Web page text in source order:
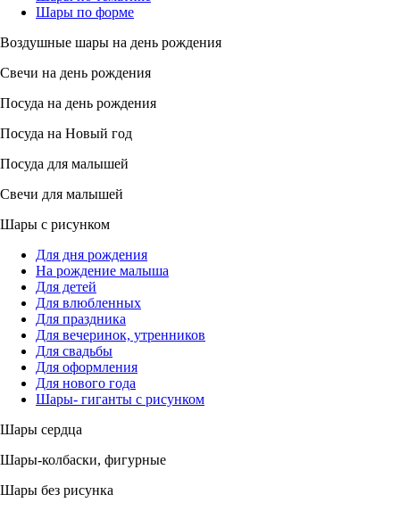
Шары по форме
Воздушные шары на день рождения
Свечи на день рождения
Посуда на день рождения
Посуда на Новый год
Посуда для малышей
Свечи для малышей
Шары с рисунком
Для дня рождения
На рождение малыша
Для детей
Для влюбленных
Для праздника
Для вечеринок, утренников
Для свадьбы
Для оформления
Для нового года
Шары- гиганты с рисунком
Шары сердца
Шары-колбаски, фигурные
Шары без рисунка